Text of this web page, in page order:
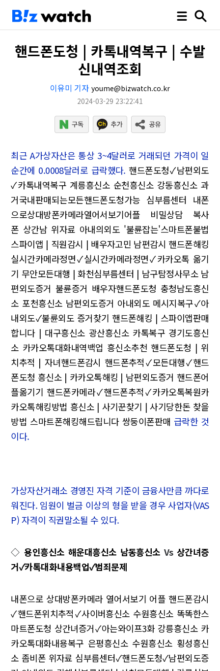
핸드폰도청 | 카톡내역복구 | 수발
신내역조회
이유미 기자 youme@bizwatch.co.kr
2024-03-29 23:22:41
최근 A가상자산은 통상 3~4달러로 거래되던 가격이 일
순간에 0.0008달러로 급락했다.핸드폰도청✓남편외도
✓카톡내역복구 계릉흥신소 순천흥신소 강동흥신소 과
거국내판매되는모든핸드폰도청가능 심부름센터 내폰
으로상대방폰카메라열어서보기어플
비밀상담 복사
폰 상간남 위자료 아내의외도 '불륜잡는'스마트폰불법
스파이앱 | 직원감시 | 배우자고민 남편감시 핸드폰해킹
실시간카메라정면✓실시간카메라정면✓카카오톡 옮기
기 무안모든대행 | 화천심부름센터 | 남구탐정사무소 남
편외도증거 불륜증거 배우자핸드폰도청 충청남도흥신
소 포천흥신소 남편외도증거 아내외도 메시지복구✓아
내외도✓불륜외도 증거찾기 핸드폰해킹 | 스파이앱판매
합니다 | 대구흥신소 광산흥신소 카톡복구 경기도흥신
소 카카오톡대화내역백업 흥신소추천 핸드폰도청 | 위
치추적 | 자녀핸드폰감시 핸드폰추적✓모든대행✓핸드
폰도청 흥신소 | 카카오톡해킹 | 남편외도증거 핸드폰어
플옮기기 핸드폰카메라✓핸드폰추적✓카카오톡복원카
카오톡해킹방법 흥신소 | 사기꾼찾기 | 사기당한돈 찾을
방법 스마트폰해킹해드립니다 쌍둥이폰판매 급락한 것
이다.
가상자산거래소 경영진 자격 기준이 금융사만큼 까다로
워진다. 임원이 벌금 이상의 형을 받을 경우 사업자(VAS
P) 자격이 직권말소될 수 있다.
◇용인흥신소 해운대흥신소 남동흥신소 Vs 상간녀증
거✓카톡대화내용백업✓범죄문제
내폰으로 상대방폰카메라 열어서보기 어플 핸드폰감시
✓핸드폰위치추적✓사이버흥신소 수원흥신소 똑똑한스
마트폰도청 상간녀증거✓아는와이프3화 강릉흥신소 카
카오톡대화내용복구 은평흥신소 수원흥신소 횡성흥신
소 좀비폰 위자료 심부름센터✓핸드폰도청✓남편외도증